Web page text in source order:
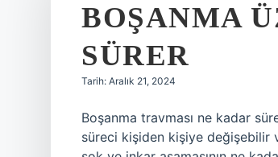
BOŞANMA
SÜRER
Tarih: Aralık 21, 2024
Boşanma travması ne kadar
süreci kişiden kişiye değişebilir